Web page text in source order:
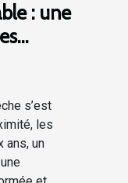
: une
s’est
les
ans, un